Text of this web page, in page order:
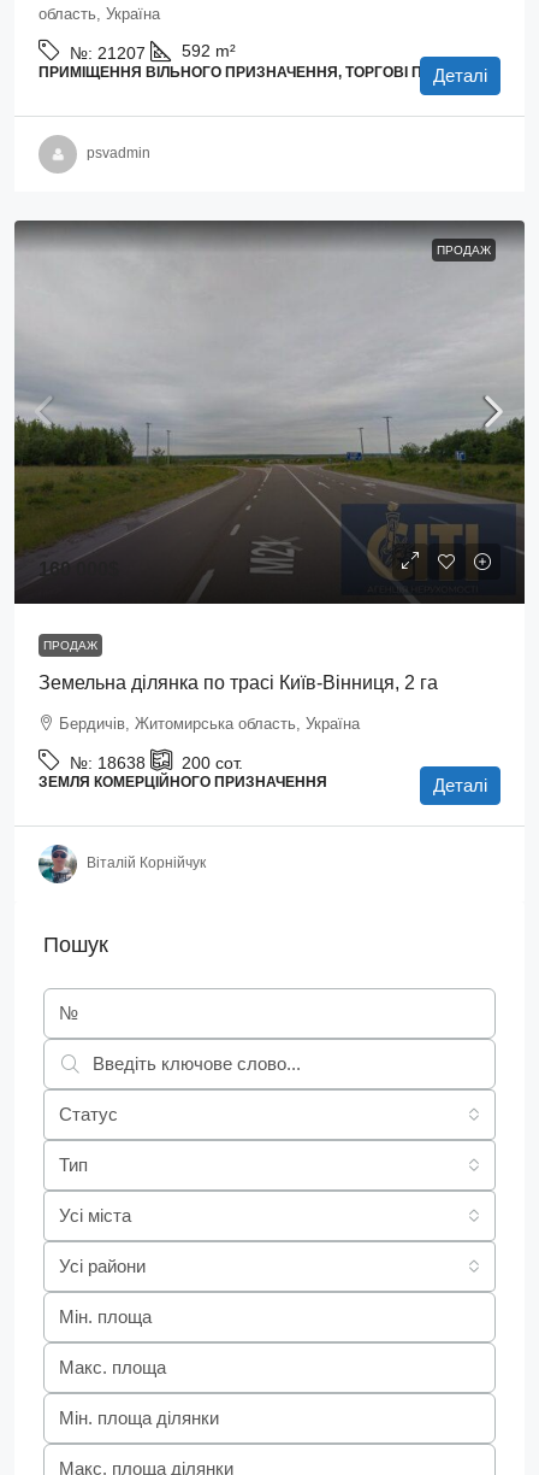
область, Україна
№: 21207 592 m²
ПРИМІЩЕННЯ ВІЛЬНОГО ПРИЗНАЧЕННЯ, ТОРГОВІ ПЛОЩІДеталі
psvadmin
ПРОДАЖ
160 000$
ПРОДАЖ
Земельна ділянка по трасі Київ-Вінниця, 2 га
Бердичів, Житомирська область, Україна
№: 18638 200 сот.
ЗЕМЛЯ КОМЕРЦІЙНОГО ПРИЗНАЧЕННЯ Деталі
Віталій Корнійчук
Пошук
Статус
Тип
Усі міста
Усі райони